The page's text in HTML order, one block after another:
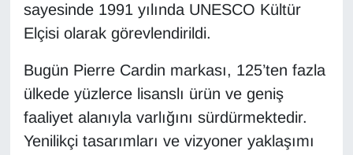
sayesinde 1991 yılında UNESCO Kültür
Elçisi olarak görevlendirildi.
Bugün Pierre Cardin markası, 125’ten fazla
ülkede yüzlerce lisanslı ürün ve geniş
faaliyet alanıyla varlığını sürdürmektedir.
Yenilikçi tasarımları ve vizyoner yaklaşımı